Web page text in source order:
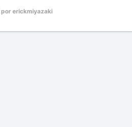
por erickmiyazaki